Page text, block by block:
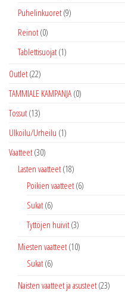
Puhelinkuoret (9)
Reinot (0)
Tablettisuojat (1)
Outlet (22)
TAMMIALE KAMPANJA (0)
Tossut (13)
Ulkoilu/Urheilu (1)
Vaatteet (30)
Lasten vaatteet (18)
Poikien vaatteet (6)
Sukat (6)
Tyttöjen huivit (3)
Miesten vaatteet (10)
Sukat (6)
Naisten vaatteet ja asusteet (23)